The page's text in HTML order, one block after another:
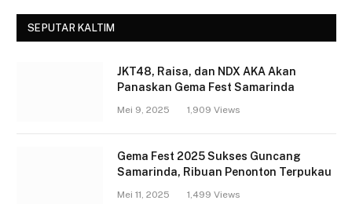
SEPUTAR KALTIM
JKT48, Raisa, dan NDX AKA Akan
Panaskan Gema Fest Samarinda
Mei 9, 2025 1,909 Views
Gema Fest 2025 Sukses Guncang
Samarinda, Ribuan Penonton Terpukau
Mei 11, 2025 1,499 Views